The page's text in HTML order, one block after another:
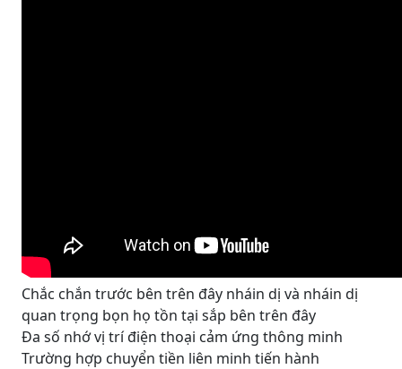
Chắc chắn trước bên trên đây nháin dị và nháin dị
quan trọng bọn họ tồn tại sắp bên trên đây
Đa số nhớ vị trí điện thoại cảm ứng thông minh
Trường hợp chuyển tiền liên minh tiến hành